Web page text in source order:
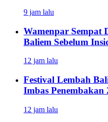
9 jam lalu
Wamenpar Sempat
Baliem Sebelum
12 jam lalu
Festival Lembah
Imbas Penembakan
12 jam lalu